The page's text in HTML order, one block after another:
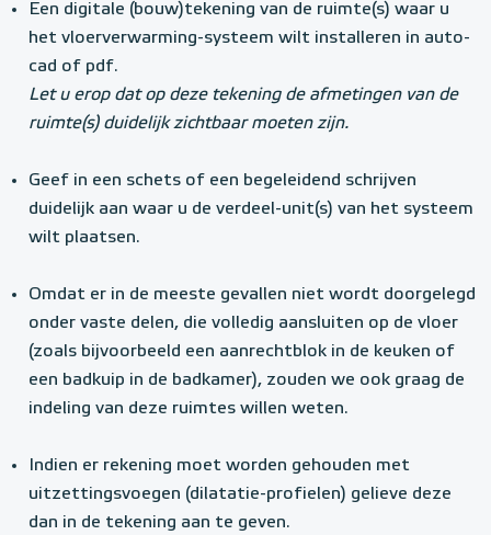
Een digitale (bouw)tekening van de ruimte(s) waar u
het vloerverwarming-systeem wilt installeren in auto-
cad of pdf.
Let u erop dat op deze tekening de afmetingen van de
ruimte(s) duidelijk zichtbaar moeten zijn.
Geef in een schets of een begeleidend schrijven
duidelijk aan waar u de verdeel-unit(s) van het systeem
wilt plaatsen.
Omdat er in de meeste gevallen niet wordt doorgelegd
onder vaste delen, die volledig aansluiten op de vloer
(zoals bijvoorbeeld een aanrechtblok in de keuken of
een badkuip in de badkamer), zouden we ook graag de
indeling van deze ruimtes willen weten.​​​​
Indien er rekening moet worden gehouden met
uitzettingsvoegen (dilatatie-profielen) gelieve deze
dan in de tekening aan te geven.